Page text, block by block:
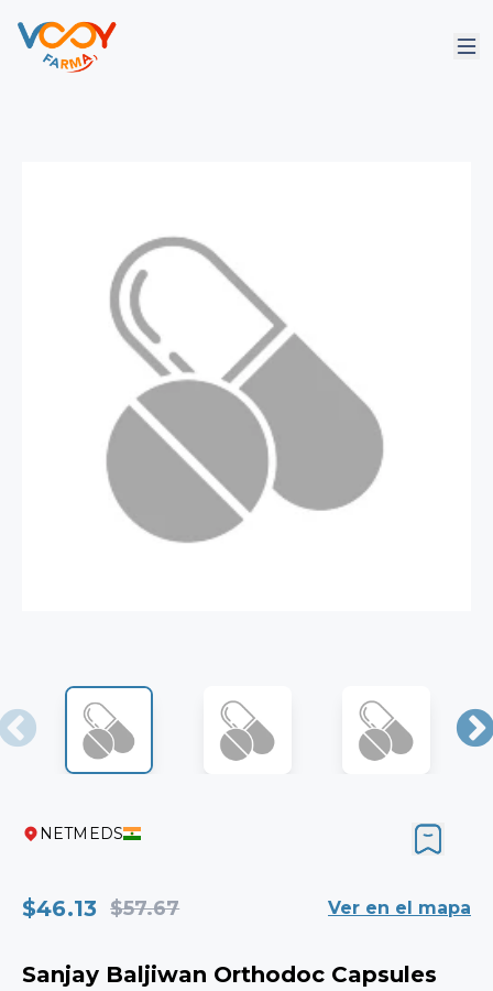
NETMEDS
$46.13 $57.67 Ver en el mapa
Sanjay Baljiwan Orthodoc Capsules